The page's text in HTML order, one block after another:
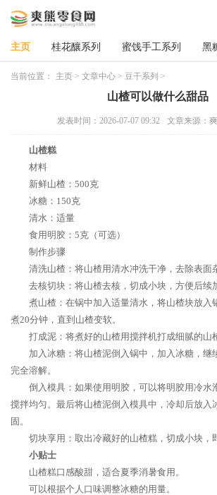
主页 桂花釀系列 蜜饯手工系列 黑
当前位置： 主页 > 文章中心 > 豆干系列 >
山楂可以做什么甜品
发表时间：2026-07-07 09:32 文章来源：
山楂糕
材料
新鲜山楂：500克
冰糖：150克
清水：适量
食用明胶：5克（可选）
制作步骤
清洗山楂：将山楂用清水冲洗干净，去除表面
去核切块：将山楂去核，切成小块，方便后续
煮山楂：在锅中加入适量清水，将山楂块放入
煮20分钟，直到山楂变软。
打成泥：将煮好的山楂用搅拌机打成细腻的山
加入冰糖：将山楂泥倒入锅中，加入冰糖，继
完全溶解。
倒入模具：如果使用明胶，可以将明胶用冷水
搅拌均匀。最后将山楂泥倒入模具中，冷却后放入
固。
切块享用：取出冷藏好的山楂糕，切成小块，
小贴士
山楂糕口感酸甜，适合夏季消暑食用。
可以根据个人口味调整冰糖的用量。